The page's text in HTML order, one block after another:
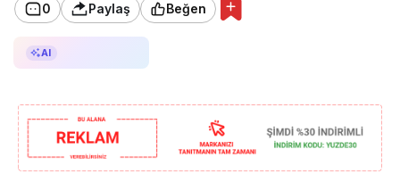
0 Paylaş Beğen
AI